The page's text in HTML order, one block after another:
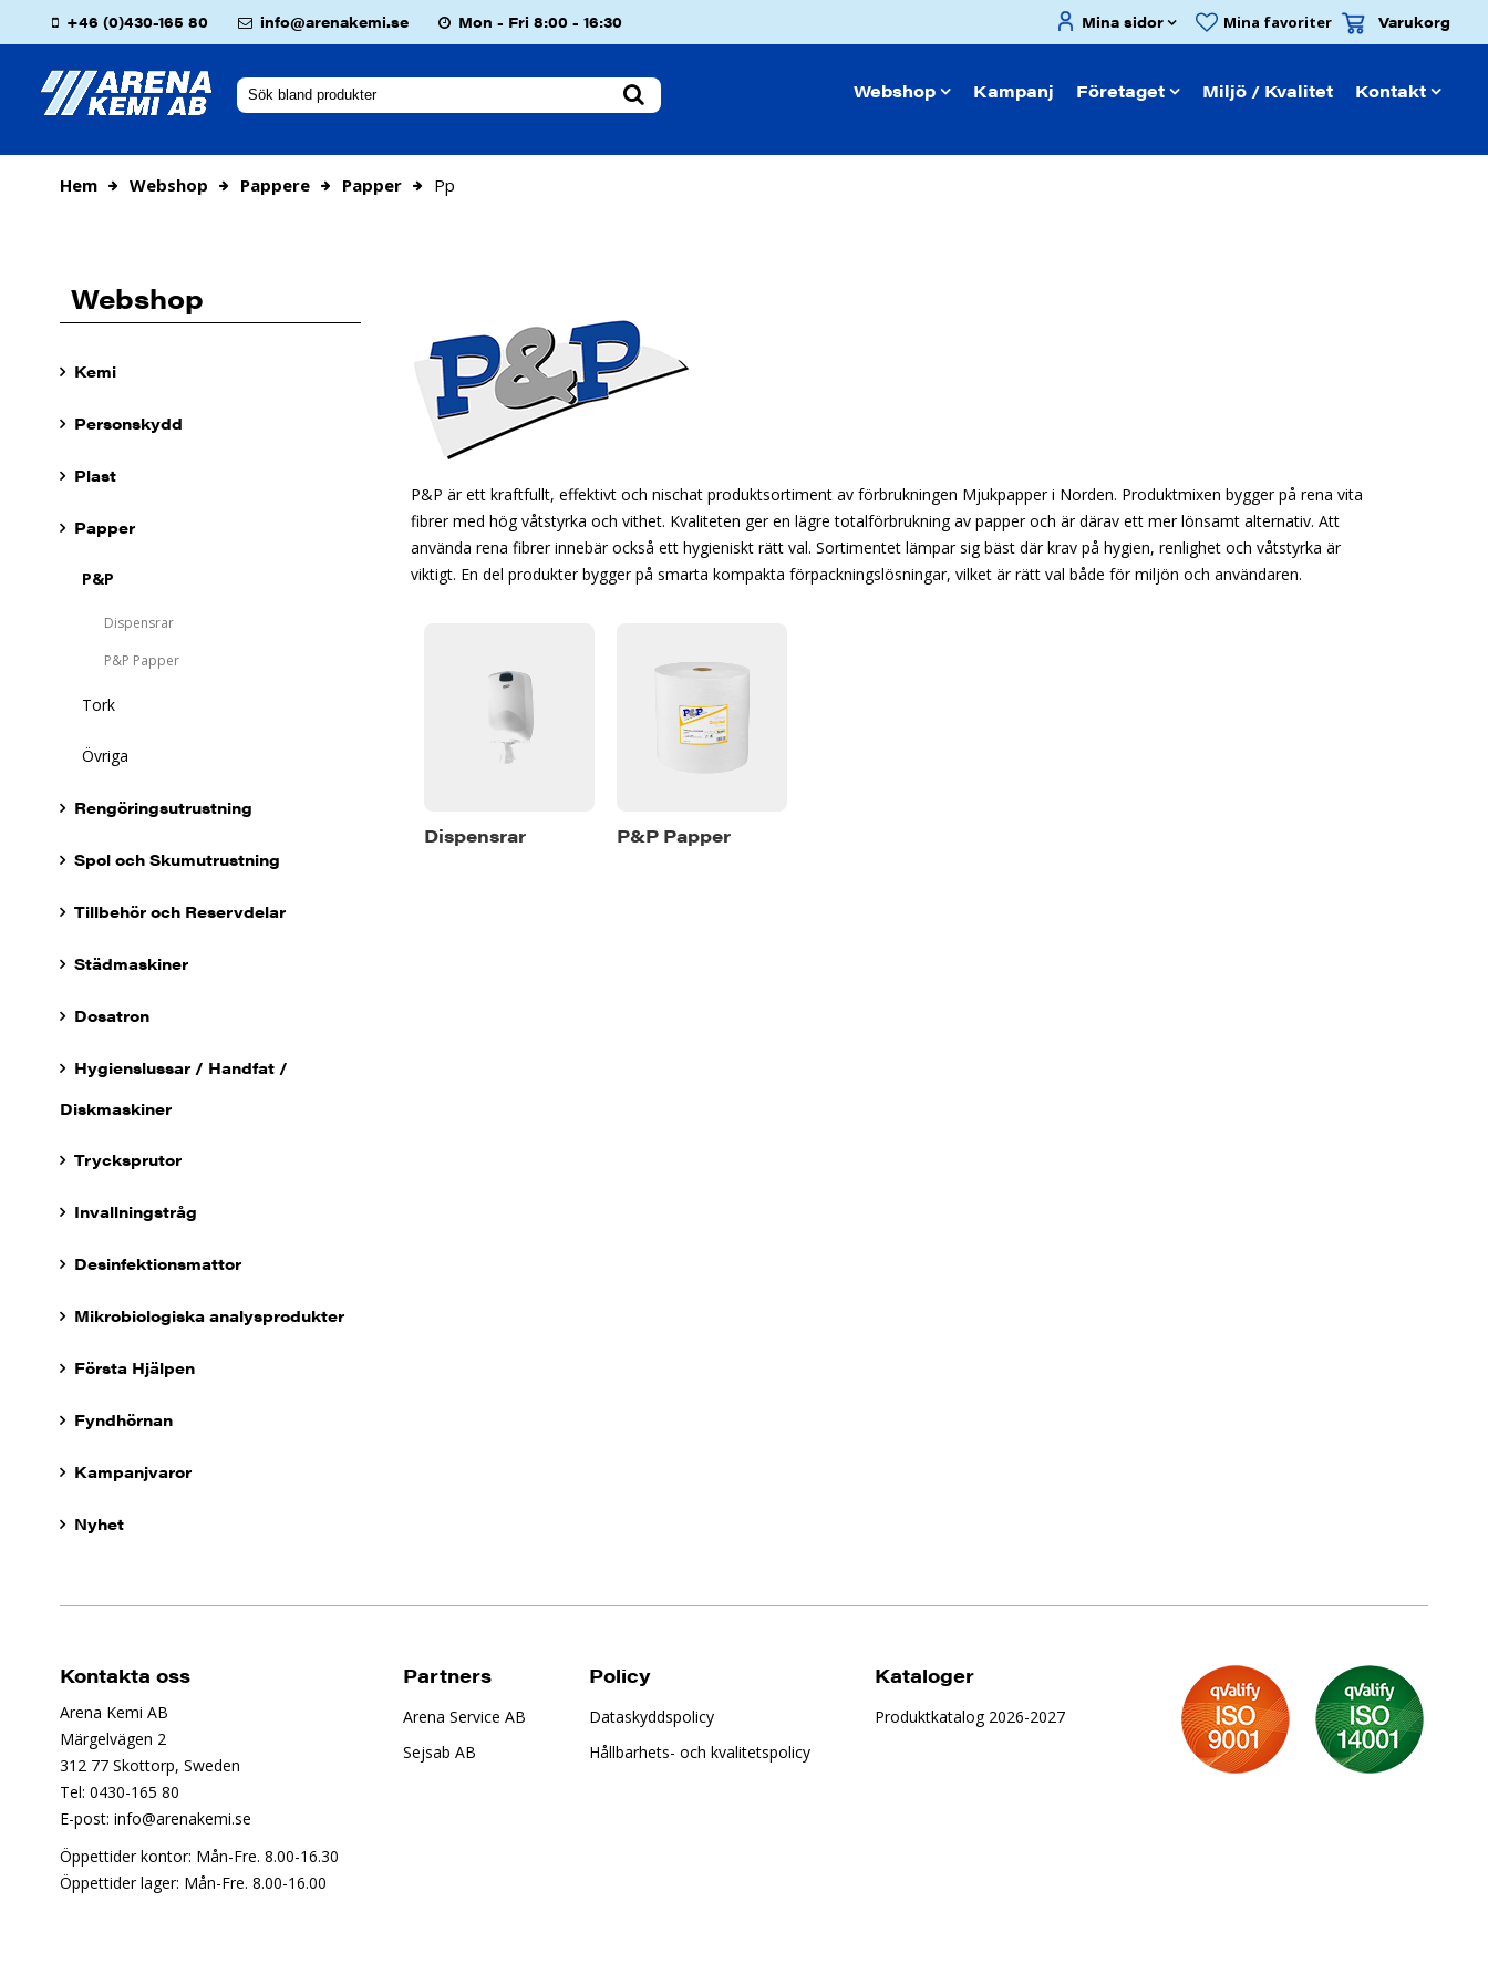
+46 (0)430-165 80 info@arenakemi.se Mon - Fri 8:00 - 16:30 Mina sidor Mina favoriter Varukorg
Webshop Kampanj Företaget Miljö / Kvalitet Kontakt
Hem Webshop Pappere Papper Pp
Webshop
Kemi
Personskydd
Plast
Papper
P&P
Dispensrar
P&P Papper
Tork
Övriga
Rengöringsutrustning
Spol och Skumutrustning
Tillbehör och Reservdelar
Städmaskiner
Dosatron
Hygienslussar / Handfat /
Diskmaskiner
Trycksprutor
Invallningstråg
Desinfektionsmattor
Mikrobiologiska analysprodukter
Första Hjälpen
Fyndhörnan
Kampanjvaror
Nyhet
P&P är ett kraftfullt, effektivt och nischat produktsortiment av förbrukningen Mjukpapper i Norden. Produktmixen bygger på rena vita
fibrer med hög våtstyrka och vithet. Kvaliteten ger en lägre totalförbrukning av papper och är därav ett mer lönsamt alternativ. Att
använda rena fibrer innebär också ett hygieniskt rätt val. Sortimentet lämpar sig bäst där krav på hygien, renlighet och våtstyrka är
viktigt. En del produkter bygger på smarta kompakta förpackningslösningar, vilket är rätt val både för miljön och användaren.
Dispensrar P&P Papper
Kontakta oss
Arena Kemi AB
Märgelvägen 2
312 77 Skottorp, Sweden
Tel: 0430-165 80
E-post: info@arenakemi.se
Öppettider kontor: Mån-Fre. 8.00-16.30
Öppettider lager: Mån-Fre. 8.00-16.00
Partners
Arena Service AB
Sejsab AB
Policy
Dataskyddspolicy
Hållbarhets- och kvalitetspolicy
Kataloger
Produktkatalog 2026-2027